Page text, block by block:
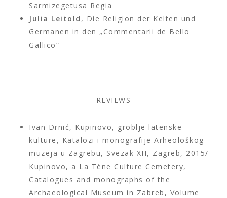
Sarmizegetusa Regia
Julia Leitold , Die Religion der Kelten und
Germanen in den „Commentarii de Bello
Gallico“
REVIEWS
Ivan Drnić, Kupinovo, groblje latenske
kulture, Katalozi i monografije Arheološkog
muzeja u Zagrebu, Svezak XII, Zagreb, 2015/
Kupinovo, a La Tène Culture Cemetery,
Catalogues and monographs of the
Archaeological Museum in Zabreb, Volume